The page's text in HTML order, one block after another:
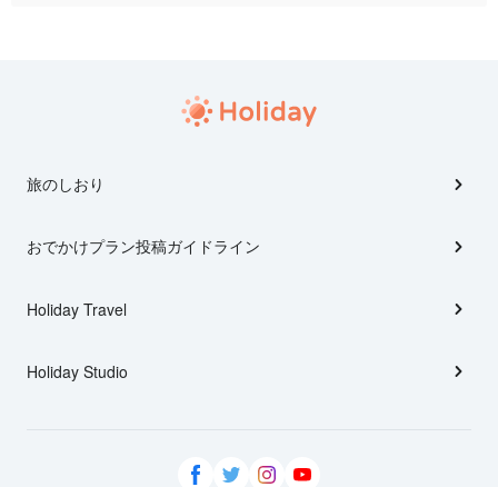
旅のしおり
おでかけプラン投稿ガイドライン
Holiday Travel
Holiday Studio